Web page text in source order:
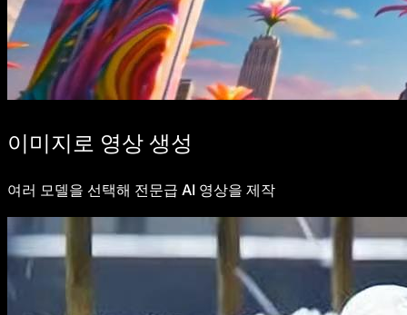
이미지로 영상 생성
여러 모델을 선택해 전문급 AI 영상을 제작